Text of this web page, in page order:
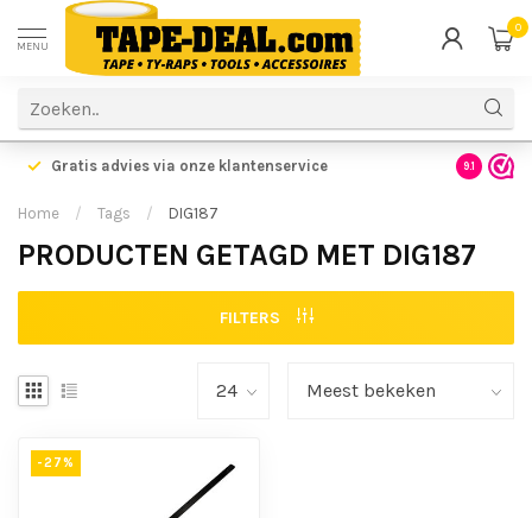
MENU
0
Gratis advies via onze klantenservice 9.1
Home / Tags / DIG187
PRODUCTEN GETAGD MET DIG187
FILTERS
-27%